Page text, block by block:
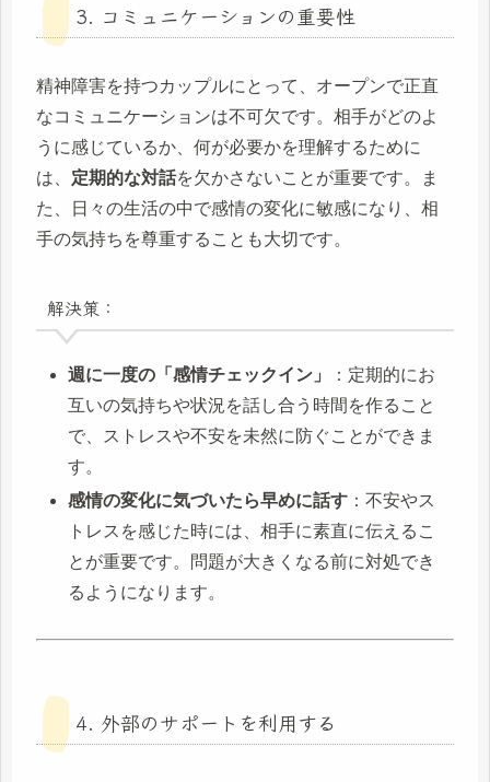
3. コミュニケーションの重要性
精神障害を持つカップルにとって、オープンで正直
なコミュニケーションは不可欠です。相手がどのよ
うに感じているか、何が必要かを理解するために
は、 定期的な対話を欠かさないことが重要です。ま
た、日々の生活の中で感情の変化に敏感になり、相
手の気持ちを尊重することも大切です。
解決策：
週に一度の「感情チェックイン」
：定期的にお
互いの気持ちや状況を話し合う時間を作ること
で、ストレスや不安を未然に防ぐことができま
す。
感情の変化に気づいたら早めに話す ：不安やス
トレスを感じた時には、相手に素直に伝えるこ
とが重要です。問題が大きくなる前に対処でき
るようになります。
4. 外部のサポートを利用する